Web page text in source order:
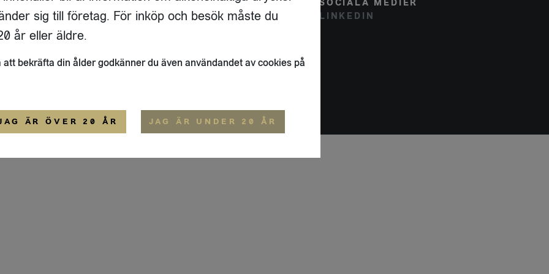
17 A
STOCKHOLM
FLAIVY
OM OSS
SOCIALA MEDIER
LINKEDIN
ALLMÄNNA VILLKOR
sig till företag. För inköp och besök måste du
år eller äldre.
att bekräfta din ålder godkänner du även användandet av cookies på
ÄR ÖVER 20 ÅR JAG ÄR UNDER 20 ÅR